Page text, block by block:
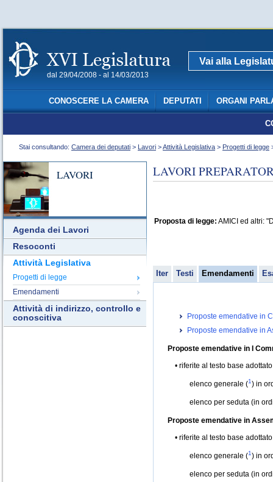
dal 29/04/2008 - al 14/03/2013
Vai alla
CONOSCERE LA CAMERA DEPUTATI ORGANI
Stai consultando: Camera dei deputati > Lavori >Attività Legislativa > Progetti di legge
LAVORI
Agenda dei Lavori
Resoconti
Attività Legislativa
Progetti di legge
Emendamenti
Attività di indirizzo, controllo e
conoscitiva
LAVORI
Proposta di legge: AMICI ed altri:
Iter Testi Emendamenti
Proposte emendative in
Proposte emendative in
Proposte emendative in I
riferite al testo base
elenco generale (1) in
elenco per seduta (in
Proposte emendative in
riferite al testo base
elenco generale (1) in
elenco per seduta (in